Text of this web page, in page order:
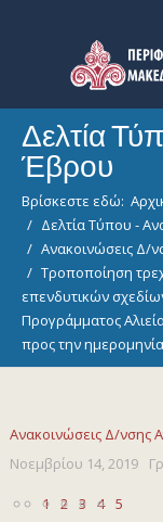
Δελτία
Έβρου
Βρίσκεστε εδώ:
Δελτία Τύπου -
Ανακοινώσεις Δ/
Τροποποίηση
επενδυτικών
Προγράμματος
προς την
Ανακοινώσεις Δ/νσης
Νοεμβρίου 14, 2019
1 2 3 4 5